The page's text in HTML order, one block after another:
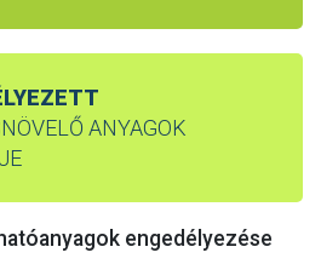
ANYAGOK
engedélyezése